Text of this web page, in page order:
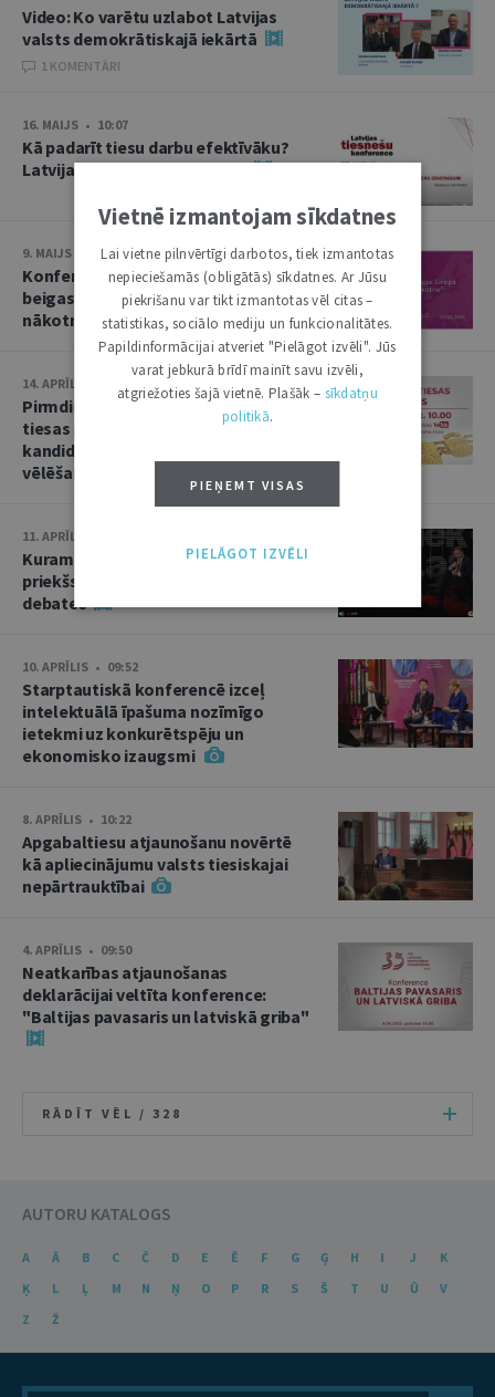
Video: Ko varētu uzlabot Latvijas
valsts demokrātiskajā iekārtā
1 KOMENTĀRI
16. MAIJS • 10:07
Kā padarīt tiesu darbu efektīvāku?
Latvijas tiesnešu konference
9. MAIJS • 13:50
Konference “Otrā pasaules kara
beigas Eiropā un Baltija: nolaupītā
nākotne”
14. APRĪLIS • 10:13
Pirmdien plēnumā – Augstākās
tiesas priekšsēdētāja amata
kandidāta izvirzīšana un divas
vēlēšanas
11. APRĪLIS • 15:02
Kuram jābūt Augstākās tiesas
priekšsēdētājam? Kandidātu
debates
10. APRĪLIS • 09:52
Starptautiskā konferencē izceļ
intelektuālā īpašuma nozīmīgo
ietekmi uz konkurētspēju un
ekonomisko izaugsmi
8. APRĪLIS • 10:22
Apgabaltiesu atjaunošanu novērtē
kā apliecinājumu valsts tiesiskajai
nepārtrauktībai
4. APRĪLIS • 09:50
Neatkarības atjaunošanas
deklarācijai veltīta konference:
"Baltijas pavasaris un latviskā griba"
RĀDĪT VĒL / 328
AUTORU KATALOGS
A Ā B C Č D E Ē F G Ģ H I J
K
Ķ
L Ļ M N Ņ O P R S Š T U Ū
V
Z
Ž
Vietnē izmantojam sīkdatnes
Lai vietne pilnvērtīgi darbotos, tiek izmantotas
nepieciešamās (obligātās) sīkdatnes. Ar Jūsu
piekrišanu var tikt izmantotas vēl citas –
statistikas, sociālo mediju un funkcionalitātes.
Papildinformācijai atveriet "Pielāgot izvēli". Jūs
varat jebkurā brīdī mainīt savu izvēli,
atgriežoties šajā vietnē. Plašāk – sīkdatņu
politikā.
PIEŅEMT VISAS
PIELĀGOT IZVĒLI